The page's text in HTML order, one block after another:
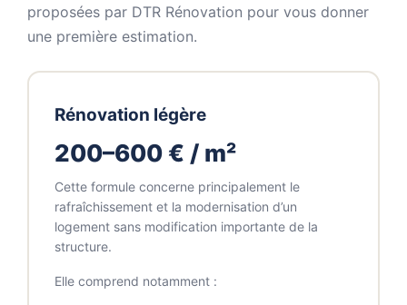
proposées par DTR Rénovation pour vous donner
une première estimation.
Rénovation légère
200–600 € / m²
Cette formule concerne principalement le
rafraîchissement et la modernisation d’un
logement sans modification importante de la
structure.
Elle comprend notamment :